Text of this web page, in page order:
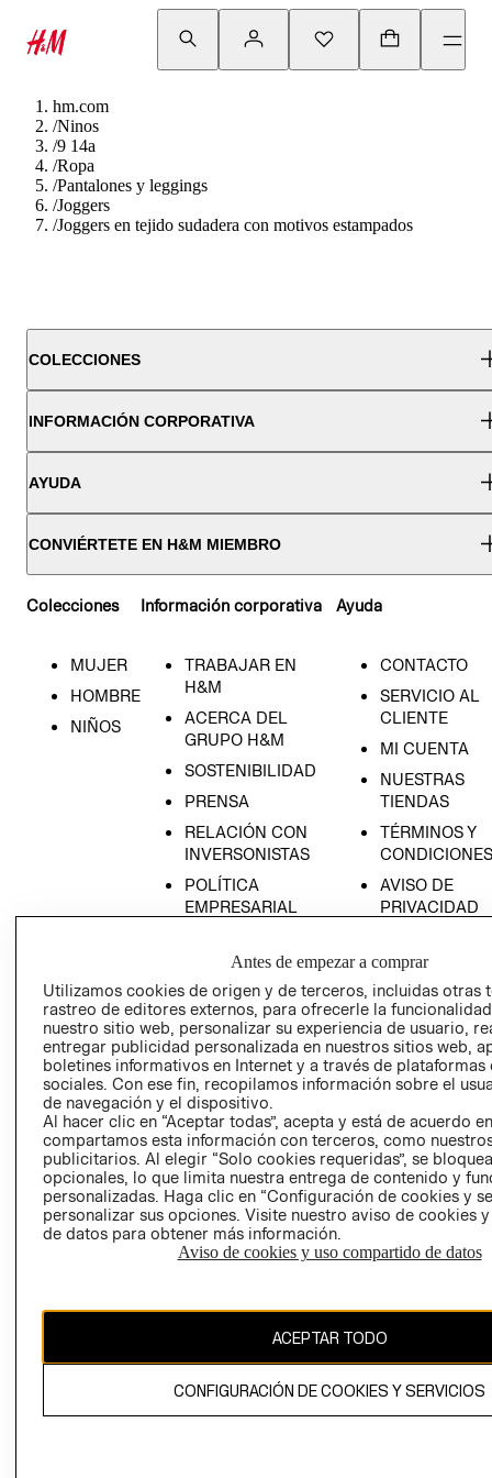
hm.com
/Ninos
/9 14a
/Ropa
/Pantalones y leggings
/Joggers
/Joggers en tejido sudadera con motivos estampados
COLECCIONES
INFORMACIÓN CORPORATIVA
AYUDA
CONVIÉRTETE EN H&M MIEMBRO
Colecciones
MUJER
HOMBRE
NIÑOS
Información corporativa
TRABAJAR EN
H&M
ACERCA DEL
GRUPO H&M
SOSTENIBILIDAD
PRENSA
RELACIÓN CON
INVERSONISTAS
POLÍTICA
EMPRESARIAL
Ayuda
CONTACTO
SERVICIO AL
CLIENTE
MI CUENTA
NUESTRAS
TIENDAS
TÉRMINOS Y
CONDICIONES
AVISO DE
PRIVACIDAD
AVISO DE
COOKIES
LIBRO DE
Ecuador ($)
CAMBIAR REGIÓN
El contenido de esta página web está protegido por copyright y es
Antes de empezar a comprar
Utilizamos cookies de origen y de terceros, incluidas otras
rastreo de editores externos, para ofrecerle la
nuestro sitio web, personalizar su experiencia de usuario,
entregar publicidad personalizada en nuestros sitios web,
boletines informativos en Internet y a través de plataformas
sociales. Con ese fin, recopilamos información sobre el
de navegación y el dispositivo.
Al hacer clic en “Aceptar todas”, acepta y está de acuerdo
compartamos esta información con terceros, como
publicitarios. Al elegir “Solo cookies requeridas”, se
opcionales, lo que limita nuestra entrega de contenido y
personalizadas. Haga clic en “Configuración de cookies y
personalizar sus opciones. Visite nuestro aviso de cookies
de datos para obtener más información.
Aviso de cookies y uso compartido de datos
ACEPTAR TODO
CONFIGURACIÓN DE COOKIES Y SERVICIOS